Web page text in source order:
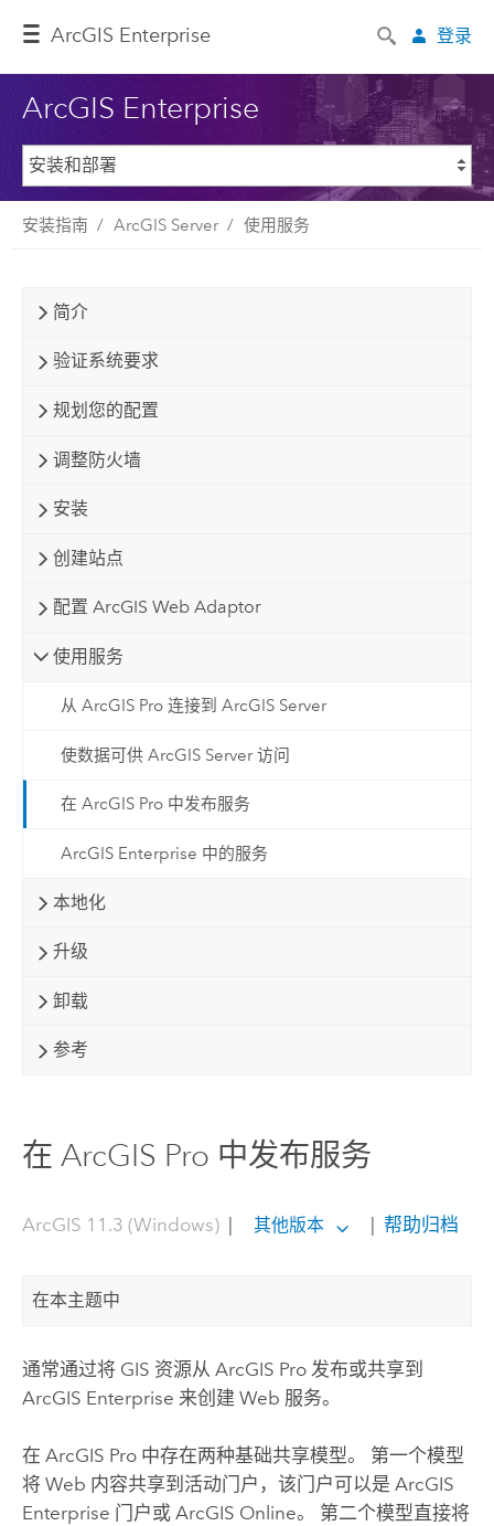
ArcGIS Enterprise 登录
ArcGIS Enterprise
安装指南 ArcGIS Server 使用服务
简介
验证系统要求
规划您的配置
调整防火墙
安装
创建站点
配置 ArcGIS Web Adaptor
使用服务
从 ArcGIS Pro 连接到 ArcGIS Server
使数据可供 ArcGIS Server 访问
在 ArcGIS Pro 中发布服务
ArcGIS Enterprise 中的服务
本地化
升级
卸载
参考
在 ArcGIS Pro 中发布服务
ArcGIS 11.3 (Windows)| 其他版本 帮助归档
在本主题中
通常通过将 GIS 资源从 ArcGIS Pro发布或共享到
ArcGIS Enterprise 来创建 Web 服务。
在 ArcGIS Pro中存在两种基础共享模型。 第一个模型
将 Web 内容共享到活动门户，该门户可以是 ArcGIS
Enterprise 门户或 ArcGIS Online。 第二个模型直接将